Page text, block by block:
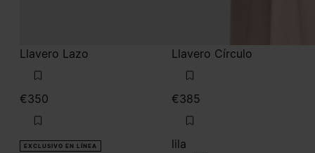
Llavero Lazo
€350
EXCLUSIVO EN LÍNEA
Llavero Círculo
€385
lila